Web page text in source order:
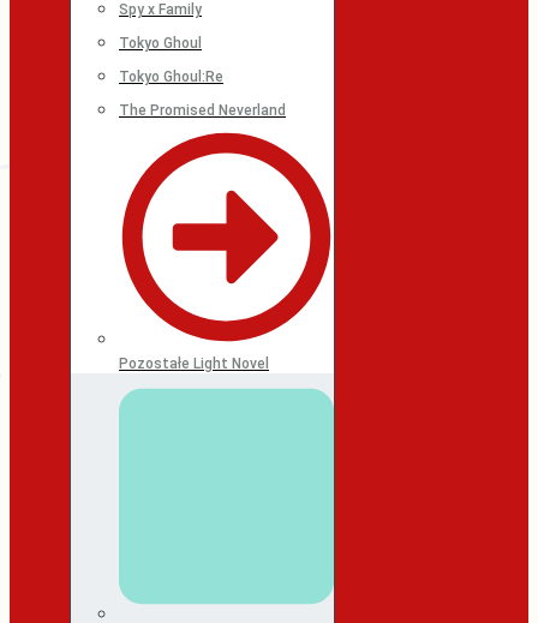
Spy x Family
Tokyo Ghoul
Tokyo Ghoul:Re
The Promised Neverland
Pozostałe Light Novel